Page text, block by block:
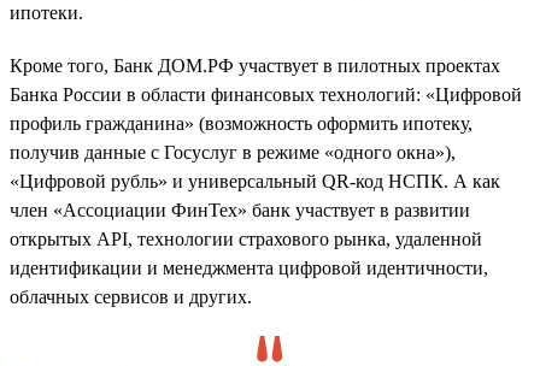
ипотеки.
Кроме того, Банк ДОМ.РФ участвует в пилотных проектах
Банка России в области финансовых технологий: «Цифровой
профиль гражданина» (возможность оформить ипотеку,
получив данные с Госуслуг в режиме «одного окна»),
«Цифровой рубль» и универсальный QR-код НСПК. А как
член «Ассоциации ФинТех» банк участвует в развитии
открытых API, технологии страхового рынка, удаленной
идентификации и менеджмента цифровой идентичности,
облачных сервисов и других.